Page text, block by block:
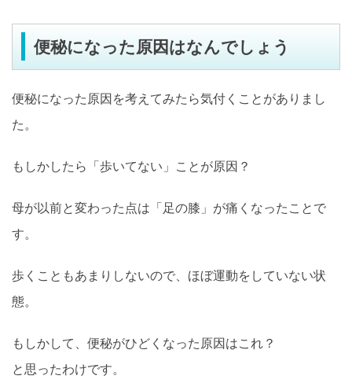
便秘になった原因はなんでしょう
便秘になった原因を考えてみたら気付くことがありまし
た。
もしかしたら「歩いてない」ことが原因？
母が以前と変わった点は「足の膝」が痛くなったことで
す。
歩くこともあまりしないので、ほぼ運動をしていない状
態。
もしかして、便秘がひどくなった原因はこれ？
と思ったわけです。